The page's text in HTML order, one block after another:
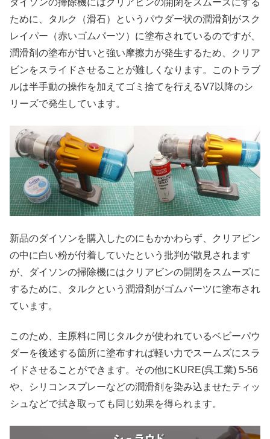
ために、タルク（滑石）というパウダー状の潤滑剤がスク
レイパー（赤いゴムパーツ）に塗布されているのですが、
潤滑剤の塗布が甘いと強い摩擦力が発生するため、クリア
ビンをスライドさせることが難しくなります。このトラブ
ルは半手動の操作を加えてゴミ捨てを行えるV7以降のシ
リーズで発生しています。
新品のダイソンを購入したのにもかかわらず、クリアビン
の中に白い粉が付着していたという批判が散見されます
が、ダイソンの掃除機にはクリアビンの開閉をスムーズに
するために、タルクという潤滑剤がゴムパーツに塗布され
ています。
このため、主原料に同じタルクが使われているベビーパウ
ダーを後述する箇所に塗布すれば軽い力でスームズにスラ
イドさせることができます。その他にKURE(呉工業) 5-56
や、シリコンスプレーなどの潤滑剤を染み込ませたティッ
シュなどで拭き取っても同じ効果を得られます。